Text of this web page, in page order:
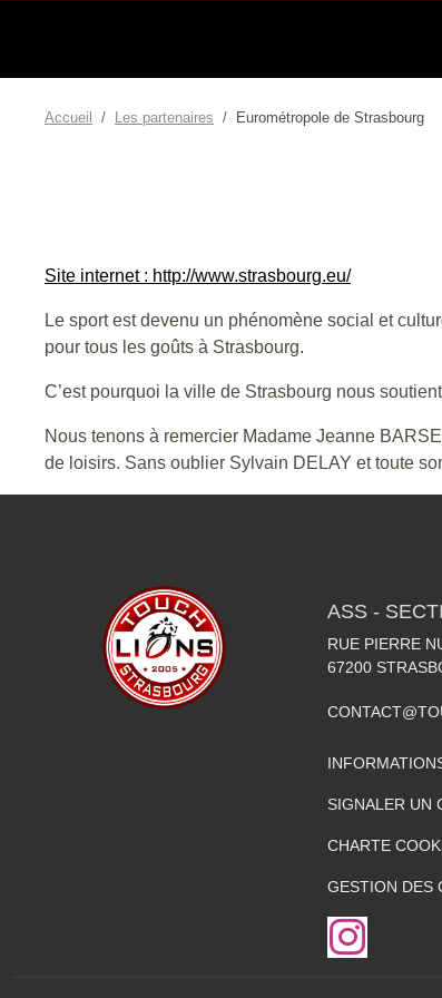
Accueil Les partenaires Eurométropole de Strasbourg
Site internet : http://www.strasbourg.eu/
Le sport est devenu un phénomène social et
pour tous les goûts à Strasbourg.
C’est pourquoi la ville de Strasbourg nous
Nous tenons à remercier Madame Jeanne
de loisirs. Sans oublier Sylvain DELAY et toute
ASS -
RUE PIERRE
67200
SIGNALER UN
CHARTE
GESTION DES